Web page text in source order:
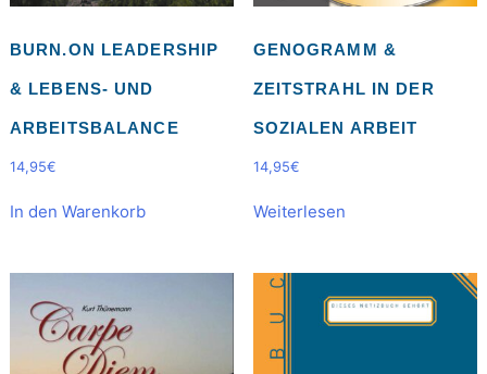
BURN.ON LEADERSHIP
& LEBENS- UND
ARBEITSBALANCE
14,95€
In den Warenkorb
GENOGRAMM &
ZEITSTRAHL IN DER
SOZIALEN ARBEIT
14,95€
Weiterlesen